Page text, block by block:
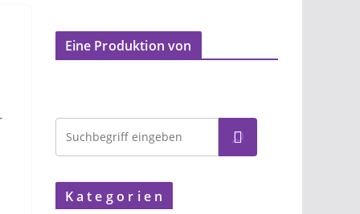
Eine Produktion von
K a t e g o r i e n